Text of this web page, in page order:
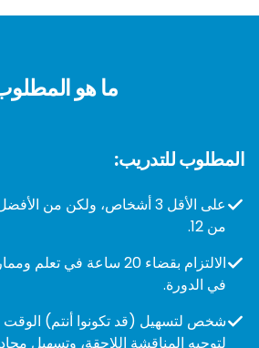
ما هو
المطلوب للتدريب:
على الأقل 3 أشخاص، ولكن من
من 12.
الالتزام بقضاء 20 ساعة في
في الدورة.
شخص لتسهيل (قد تكونوا أنتم) الوقت
لتوجيه المناقشة اللاحقة، وتسهيل